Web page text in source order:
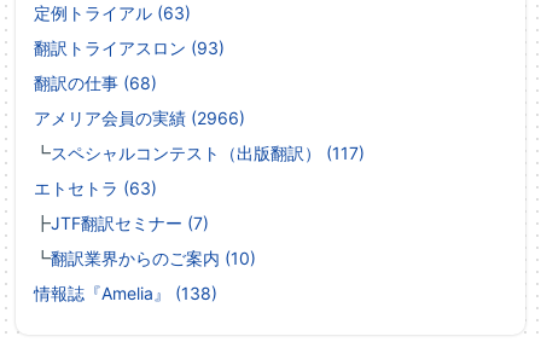
定例トライアル (63)
翻訳トライアスロン (93)
翻訳の仕事 (68)
アメリア会員の実績 (2966)
┗スペシャルコンテスト（出版翻訳） (117)
エトセトラ (63)
┣JTF翻訳セミナー (7)
┗翻訳業界からのご案内 (10)
情報誌『Amelia』 (138)